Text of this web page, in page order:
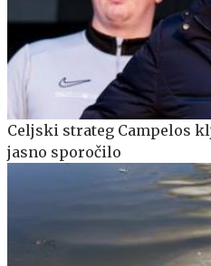
Celjski strateg Campelos
jasno sporočilo